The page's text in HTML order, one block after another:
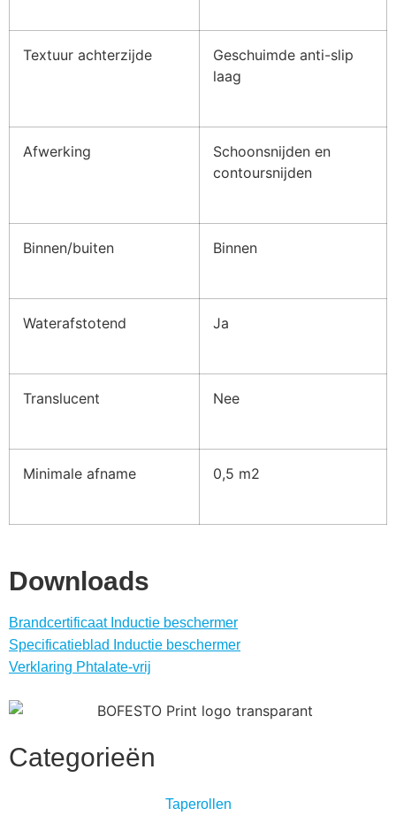
Textuur achterzijde
Geschuimde anti-slip
laag
Afwerking
Schoonsnijden en
contoursnijden
Binnen/buiten Binnen
Waterafstotend Ja
Translucent Nee
Minimale afname 0,5 m2
Downloads
Brandcertificaat Inductie beschermer
Specificatieblad Inductie beschermer
Verklaring Phtalate-vrij
Categorieën
Taperollen